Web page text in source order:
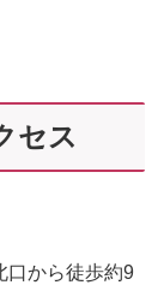
セス
口から徒歩約9